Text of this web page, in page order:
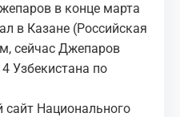
в конце марта
в Казане (Российская
сейчас Джепаров
Узбекистана по
Национального